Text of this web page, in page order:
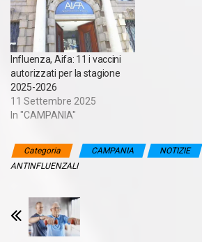
Influenza, Aifa: 11 i vaccini
autorizzati per la stagione
2025-2026
11 Settembre 2025
In "CAMPANIA"
Categoria CAMPANIA NOTIZIE
ANTINFLUENZALI